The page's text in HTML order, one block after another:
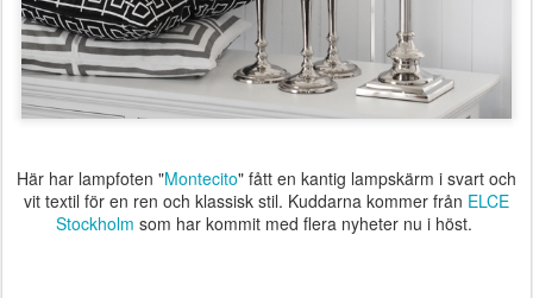
Här har lampfoten "Montecito" fått en kantig lampskärm i svart och
vit textil för en ren och klassisk stil. Kuddarna kommer från ELCE
Stockholm som har kommit med flera nyheter nu i höst.